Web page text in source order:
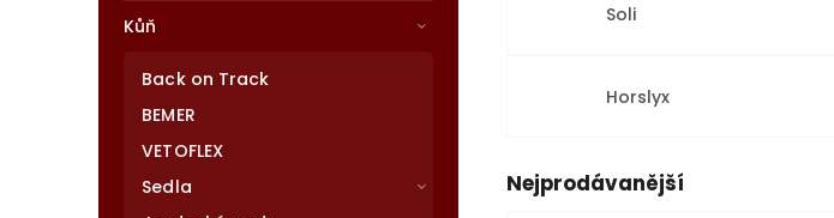
Kůň
Back on Track
BEMER
VETOFLEX
Sedla
Soli
Horslyx
Nejprodávanější